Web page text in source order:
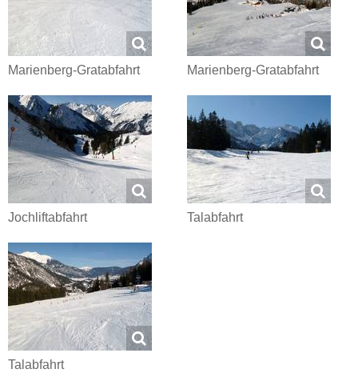
Marienberg-Gratabfahrt Marienberg-Gratabfahrt
Jochliftabfahrt Talabfahrt
Talabfahrt